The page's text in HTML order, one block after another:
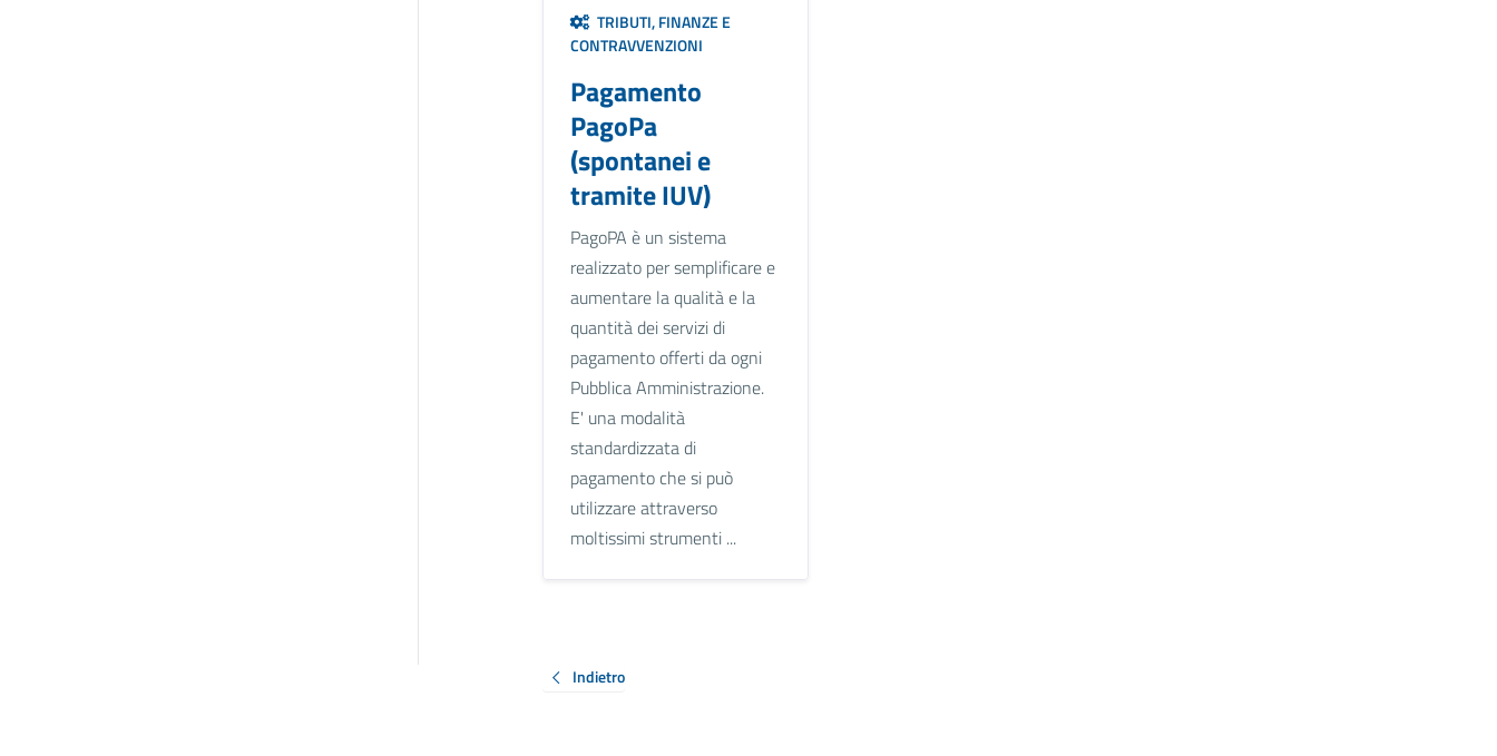
TRIBUTI, FINANZE E
CONTRAVVENZIONI
Pagamento
PagoPa
(spontanei e
tramite IUV)
PagoPA è un sistema
realizzato per semplificare e
aumentare la qualità e la
quantità dei servizi di
pagamento offerti da ogni
Pubblica Amministrazione.
E' una modalità
standardizzata di
pagamento che si può
utilizzare attraverso
moltissimi strumenti ...
Indietro